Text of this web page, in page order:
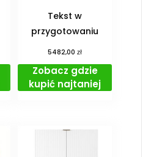
Tekst w
przygotowaniu
5482,00zł
Zobacz gdzie
kupić najtaniej